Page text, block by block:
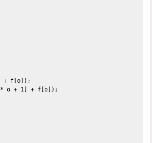
+ f[o]);
* o + 1] + f[o]);